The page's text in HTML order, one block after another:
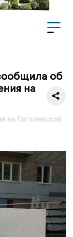
об
на
на Гоголевской